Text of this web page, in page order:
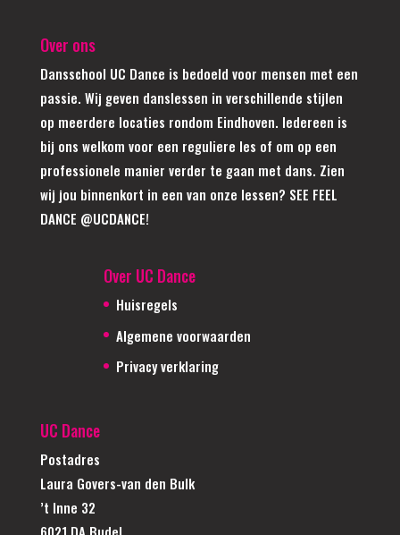
Over ons
Dansschool UC Dance is bedoeld voor mensen met een
passie. Wij geven danslessen in verschillende stijlen
op meerdere locaties rondom Eindhoven. Iedereen is
bij ons welkom voor een reguliere les of om op een
professionele manier verder te gaan met dans. Zien
wij jou binnenkort in een van onze lessen? SEE FEEL
DANCE @UCDANCE!
Over UC Dance
Huisregels
Algemene voorwaarden
Privacy verklaring
UC Dance
Postadres
Laura Govers-van den Bulk
’t Inne 32